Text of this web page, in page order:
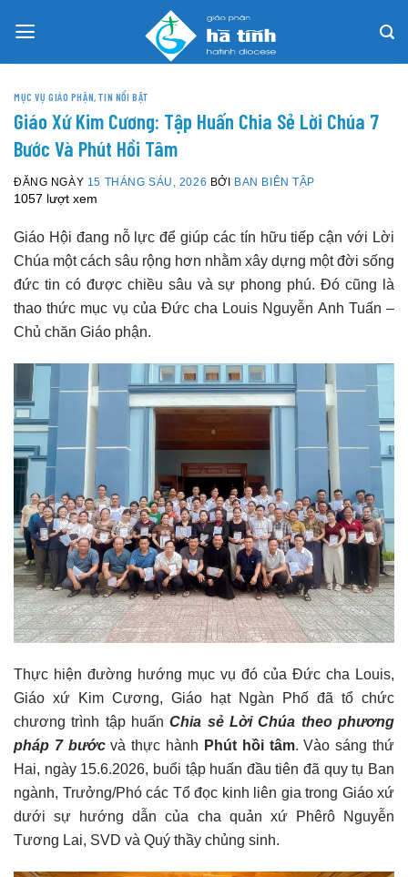
MỤC VỤ GIÁO PHẬN,TIN NỔI BẬT
Giáo Xứ Kim Cương: Tập Huấn Chia Sẻ Lời Chúa 7
Bước Và Phút Hồi Tâm
ĐĂNG NGÀY 15 THÁNG SÁU, 2026 BỞI BAN BIÊN TẬP
1057 lượt xem
Giáo Hội đang nỗ lực để giúp các tín hữu tiếp cận với Lời
Chúa một cách sâu rộng hơn nhằm xây dựng một đời sống
đức tin có được chiều sâu và sự phong phú. Đó cũng là
thao thức mục vụ của Đức cha Louis Nguyễn Anh Tuấn –
Chủ chăn Giáo phận.
Thực hiện đường hướng mục vụ đó của Đức cha Louis,
Giáo xứ Kim Cương, Giáo hạt Ngàn Phố đã tổ chức
chương trình tập huấnChia sẻ Lời Chúa theo phương
pháp 7 bướcvà thực hành Phút hồi tâm. Vào sáng thứ
Hai, ngày 15.6.2026, buổi tập huấn đầu tiên đã quy tụ Ban
ngành, Trưởng/Phó các Tổ đọc kinh liên gia trong Giáo xứ
dưới sự hướng dẫn của cha quản xứ Phêrô Nguyễn
Tương Lai, SVD và Quý thầy chủng sinh.